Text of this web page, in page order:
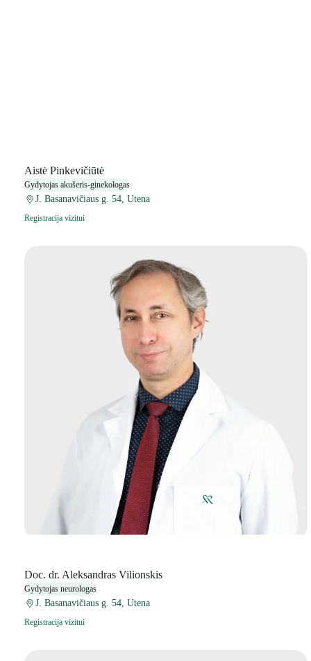
Aistė Pinkevičiūtė
Gydytojas akušeris-ginekologas
J. Basanavičiaus g. 54, Utena
Registracija vizitui
Doc. dr. Aleksandras Vilionskis
Gydytojas neurologas
J. Basanavičiaus g. 54, Utena
Registracija vizitui